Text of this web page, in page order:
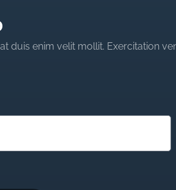
duis enim velit mollit. Exercitation